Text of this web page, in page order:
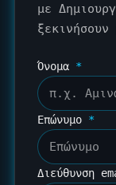
με
Όνομα *
Επώνυμο *
Διεύθυνση